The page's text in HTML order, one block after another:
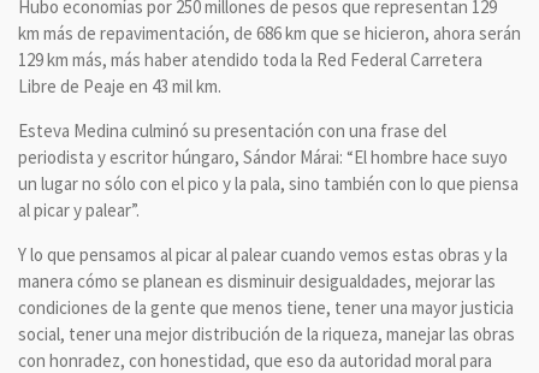
Hubo economías por 250 millones de pesos que representan 129
km más de repavimentación, de 686 km que se hicieron, ahora serán
129 km más, más haber atendido toda la Red Federal Carretera
Libre de Peaje en 43 mil km.
Esteva Medina culminó su presentación con una frase del
periodista y escritor húngaro, Sándor Márai: “El hombre hace suyo
un lugar no sólo con el pico y la pala, sino también con lo que piensa
al picar y palear”.
Y lo que pensamos al picar al palear cuando vemos estas obras y la
manera cómo se planean es disminuir desigualdades, mejorar las
condiciones de la gente que menos tiene, tener una mayor justicia
social, tener una mejor distribución de la riqueza, manejar las obras
con honradez, con honestidad, que eso da autoridad moral para